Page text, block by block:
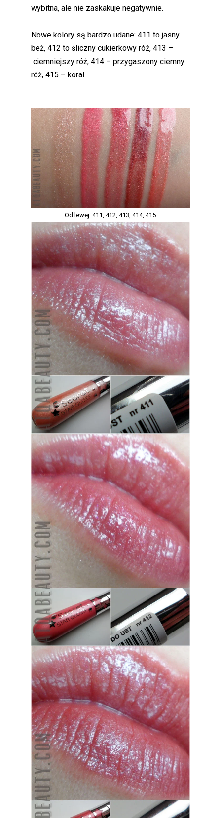
wybitna, ale nie zaskakuje negatywnie.
Nowe kolory są bardzo udane: 411 to jasny
beż, 412 to śliczny cukierkowy róż, 413 –
ciemniejszy róż, 414 – przygaszony ciemny
róż, 415 – koral.
Od lewej: 411, 412, 413, 414, 415